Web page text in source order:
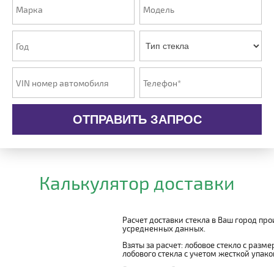
ОТПРАВИТЬ ЗАПРОС
Калькулятор доставки
Расчет доставки стекла в Ваш город
усредненных данных.
Взяты за расчет: лобовое стекло с
лобового стекла с учетом жесткой